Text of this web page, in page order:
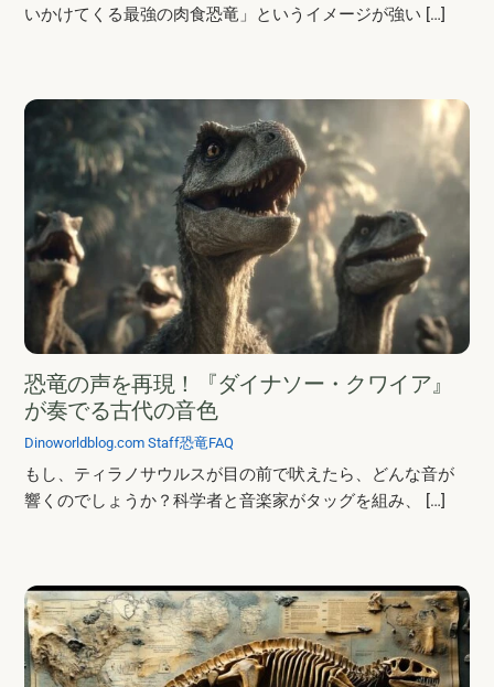
いかけてくる最強の肉食恐竜」というイメージが強い […]
恐竜の声を再現！『ダイナソー・クワイア』
が奏でる古代の音色
Dinoworldblog.com Staff恐竜FAQ
もし、ティラノサウルスが目の前で吠えたら、どんな音が
響くのでしょうか？科学者と音楽家がタッグを組み、 […]